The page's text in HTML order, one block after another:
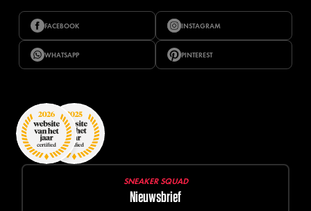
FACEBOOK INSTAGRAM
WHATSAPP PINTEREST
SNEAKER SQUAD
Nieuwsbrief